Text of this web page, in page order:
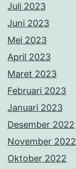
Juli 2023
Juni 2023
Mei 2023
April 2023
Maret 2023
Februari 2023
Januari 2023
Desember 2022
November 2022
Oktober 2022